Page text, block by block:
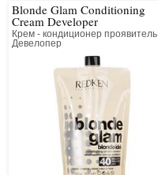
Blonde Glam Conditioning
Cream Developer
Крем - кондиционер проявитель
Девелопер